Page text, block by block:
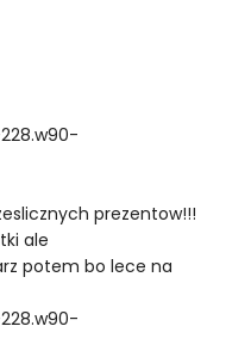
prezentow!!!
ale
potem bo lece na